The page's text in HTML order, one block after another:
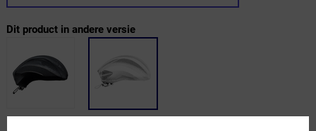
Dit product in andere versie